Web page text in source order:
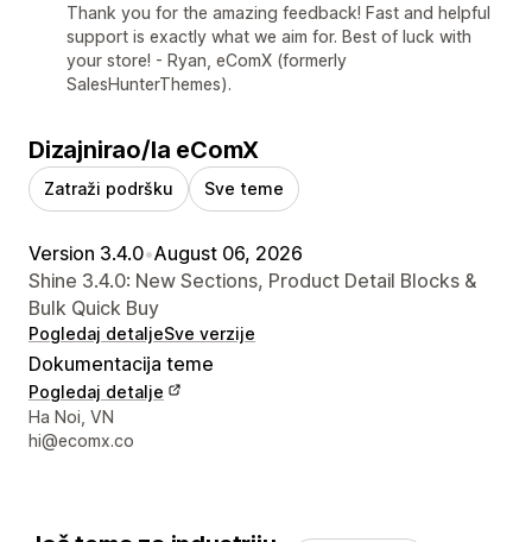
Thank you for the amazing feedback! Fast and helpful
support is exactly what we aim for. Best of luck with
your store! - Ryan, eComX (formerly
SalesHunterThemes).
Dizajnirao/la eComX
Zatraži podršku Sve teme
Version 3.4.0•August 06, 2026
Shine 3.4.0: New Sections, Product Detail Blocks &
Bulk Quick Buy
Pogledaj detaljeSve verzije
Dokumentacija teme
Pogledaj detalje
Podaci za kontakt dizajnera
Ha Noi, VN
hi@ecomx.co